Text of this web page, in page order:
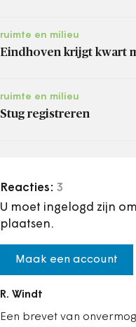
ruimte en milieu
Eindhoven krijgt kwart
ruimte en milieu
Stug registreren
Reacties: 3
U moet ingelogd zijn
plaatsen.
Maak een account
R. Windt
Een brevet van